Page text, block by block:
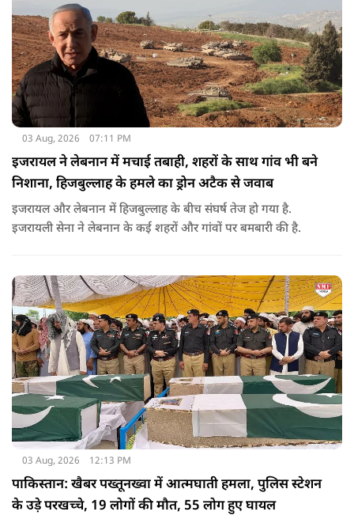
03 Aug, 2026 07:11 PM
इजरायल ने लेबनान में मचाई तबाही, शहरों के साथ गांव भी बने
निशाना, हिजबुल्लाह के हमले का ड्रोन अटैक से जवाब
इजरायल और लेबनान में हिजबुल्लाह के बीच संघर्ष तेज हो गया है.
इजरायली सेना ने लेबनान के कई शहरों और गांवों पर बमबारी की है.
03 Aug, 2026 12:13 PM
पाकिस्तान: खैबर पख्तूनख्वा में आत्मघाती हमला, पुलिस स्टेशन
के उड़े परखच्चे, 19 लोगों की मौत, 55 लोग हुए घायल